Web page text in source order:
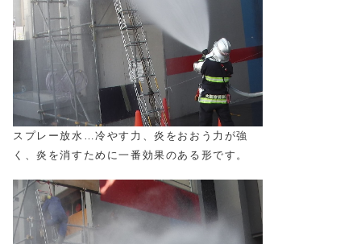
スプレー放水…冷やす力、炎をおおう力が強
く、炎を消すために一番効果のある形です。